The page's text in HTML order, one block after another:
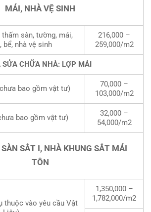
MÁI, NHÀ VỆ SINH
sàn, tường, mái,
bể, nhà vệ sinh
216,000 –
259,000/m2
SỬA CHỮA NHÀ: LỢP MÁI
bao gồm vật tư)
70,000 –
103,000/m2
bao gồm vật tư)
32,000 –
54,000/m2
SẮT I, NHÀ KHUNG SẮT MÁI
TÔN
thuộc vào yêu cầu Vật
1,350,000 –
1,782,000/m2